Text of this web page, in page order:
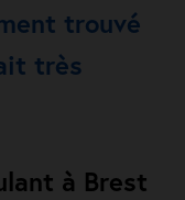
trouvé
très
à Brest